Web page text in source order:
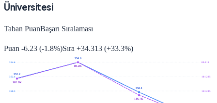
Üniversitesi
Taban PuanBaşarı Sıralaması
Puan -6.23 (-1.8%)Sıra +34.313 (+33.3%)
354.6 89.215
352.4 101.225
350.3 113.235
352.2
354.6
350.1
102.9K
89.2K
116.7K